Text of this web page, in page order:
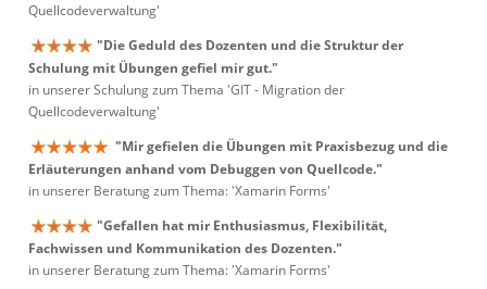
Quellcodeverwaltung'
"Die Geduld des Dozenten und die Struktur der
Schulung mit Übungen gefiel mir gut."
in unserer Schulung zum Thema 'GIT - Migration der
Quellcodeverwaltung'
"Mir gefielen die Übungen mit Praxisbezug und die
Erläuterungen anhand vom Debuggen von Quellcode."
in unserer Beratung zum Thema: 'Xamarin Forms'
"Gefallen hat mir Enthusiasmus, Flexibilität,
Fachwissen und Kommunikation des Dozenten."
in unserer Beratung zum Thema: 'Xamarin Forms'